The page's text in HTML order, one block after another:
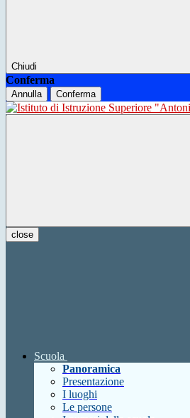
Chiudi
Conferma
Annulla Conferma
close
Scuola
Panoramica
Presentazione
I luoghi
Le persone